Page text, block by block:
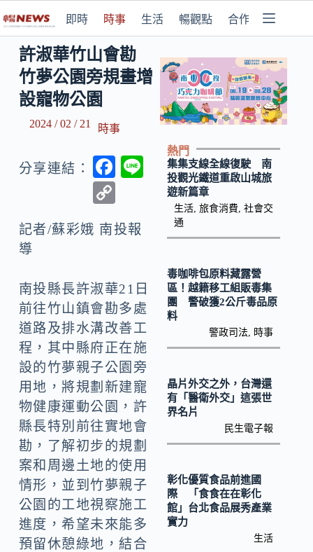
即時 時事 生活 暢觀點 合作媒體
許淑華竹山會勘
竹夢公園旁規畫增
設寵物公園
2024 / 02 / 21 時事
分享連結：
F
b
o
k
p
Li
n
k
記者/蘇彩娥 南投報
導
南投縣長許淑華21日
前往竹山鎮會勘多處
道路及排水溝改善工
程，其中縣府正在施
設的竹夢親子公園旁
用地，將規劃新建寵
物健康運動公園，許
縣長特別前往實地會
勘，了解初步的規劃
案和周邊土地的使用
情形，並到竹夢親子
公園的工地視察施工
進度，希望未來能多
預留休憩綠地，結合
熱門
集集支線全線復駛 南
投觀光鐵道重啟山城旅
遊新篇章
生活, 旅食消費 社會交
通
毒咖啡包原料藏露營
區！越籍移工組販毒集
團 警破獲2公斤毒品原
料
警政司法 時事
晶片外交之外，台灣還
有「醫衛外交」這張世
界名片
民生電子報
彰化優質食品前進國
際 「食食在在彰化
館」台北食品展秀產業
實力
生活